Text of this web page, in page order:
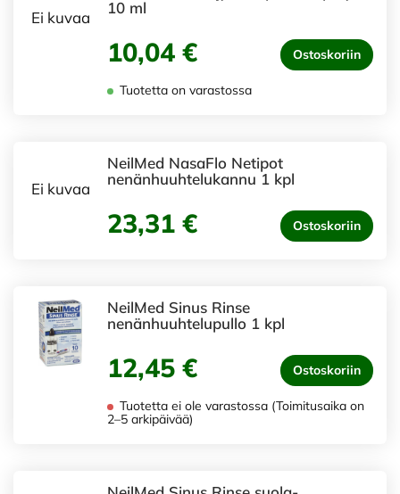
Ei kuvaa
10 ml
10,04 € Ostoskoriin
Tuotetta on varastossa
Ei kuvaa
NeilMed NasaFlo Netipot
nenänhuuhtelukannu 1 kpl
23,31 € Ostoskoriin
NeilMed Sinus Rinse
nenänhuuhtelupullo 1 kpl
12,45 € Ostoskoriin
Tuotetta ei ole varastossa (Toimitusaika on
2–5 arkipäivää)